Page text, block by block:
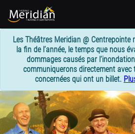
contenu
principal
Les Théâtres Meridian @ Centrepointe
la fin de l’année, le temps que nous
dommages causés par
communiquerons directement avec
concernées qui ont un billet.